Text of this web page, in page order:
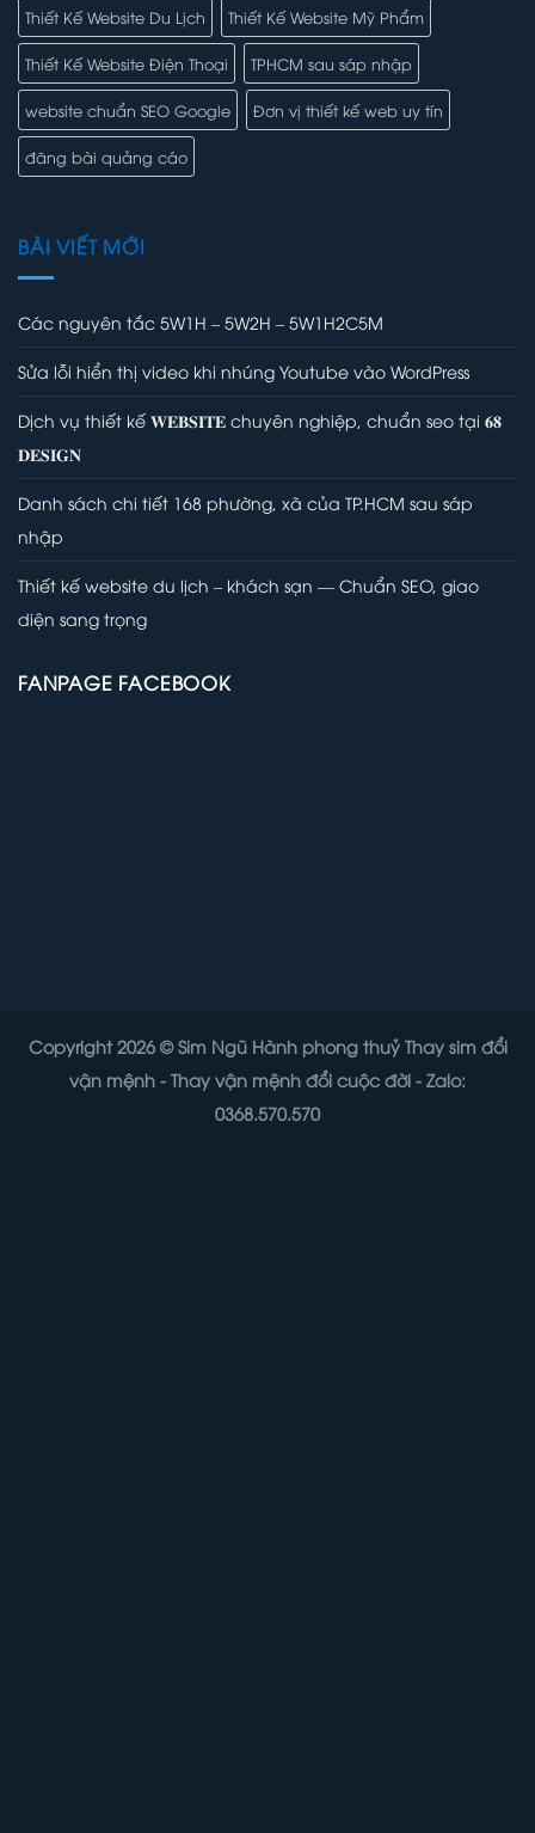
Thiết Kế Website Du Lịch Thiết Kế Website Mỹ Phẩm
Thiết Kế Website Điện Thoại TPHCM sau sáp nhập
website chuẩn SEO Google Đơn vị thiết kế web uy tín
đăng bài quảng cáo
BÀI VIẾT MỚI
Các nguyên tắc 5W1H – 5W2H – 5W1H2C5M
Sửa lỗi hiển thị video khi nhúng Youtube vào WordPress
Dịch vụ thiết kế 𝐖𝐄𝐁𝐒𝐈𝐓𝐄 chuyên nghiệp, chuẩn seo tại 𝟔𝟖
𝐃𝐄𝐒𝐈𝐆𝐍
Danh sách chi tiết 168 phường, xã của TP.HCM sau sáp
nhập
Thiết kế website du lịch – khách sạn — Chuẩn SEO, giao
diện sang trọng
FANPAGE FACEBOOK
Copyright 2026 ©Sim Ngũ Hành phong thuỷ Thay sim đổi
vận mệnh - Thay vận mệnh đổi cuộc đời - Zalo:
0368.570.570